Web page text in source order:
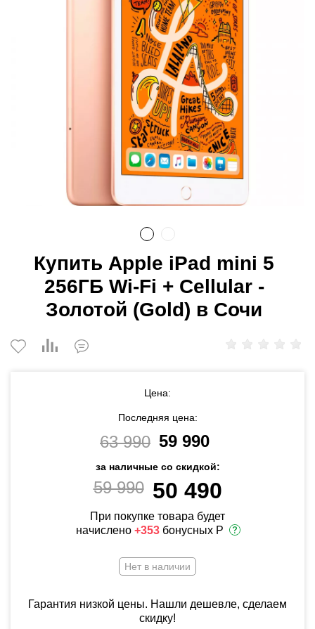
Купить Apple iPad mini 5
256ГБ Wi-Fi + Cellular -
Золотой (Gold) в Сочи
Цена:
Последняя цена:
63 990 59 990
за наличные со скидкой:
59 990 50 490
При покупке товара будет
начислено +353 бонусных Р
Нет в наличии
Гарантия низкой цены. Нашли дешевле, сделаем
скидку!